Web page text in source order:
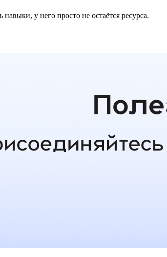
у него просто не остаётся ресурса.